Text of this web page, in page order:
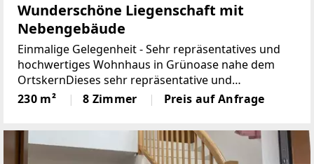
Wunderschöne Liegenschaft mit
Nebengebäude
Einmalige Gelegenheit - Sehr repräsentatives und
hochwertiges Wohnhaus in Grünoase nahe dem
OrtskernDieses sehr repräsentative und
hochwertige Einfamilienhaus liegt mitten in der
Zukunftsregion Vulkanland / Südoststeiermark. Die
230 m² 8 Zimmer Preis auf Anfrage